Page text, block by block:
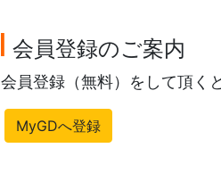
会員登録のご案内
会員登録（無料）をして頂く
MyGDへ登録